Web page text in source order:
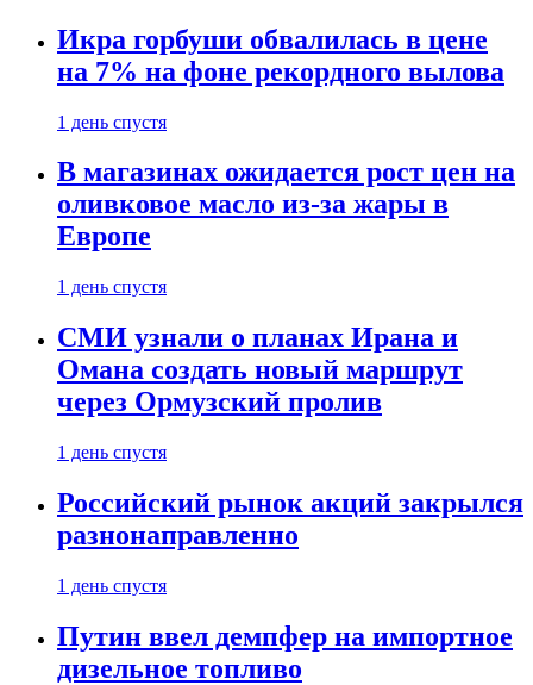
Икра горбуши обвалилась в цене
на 7% на фоне рекордного вылова
1 день спустя
В магазинах ожидается рост цен на
оливковое масло из-за жары в
Европе
1 день спустя
СМИ узнали о планах Ирана и
Омана создать новый маршрут
через Ормузский пролив
1 день спустя
Российский рынок акций закрылся
разнонаправленно
1 день спустя
Путин ввел демпфер на импортное
дизельное топливо